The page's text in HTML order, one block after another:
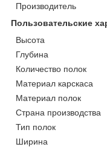
Производитель
Пользовательские
Высота
Глубина
Количество полок
Материал карскаса
Материал полок
Страна производства
Тип полок
Ширина